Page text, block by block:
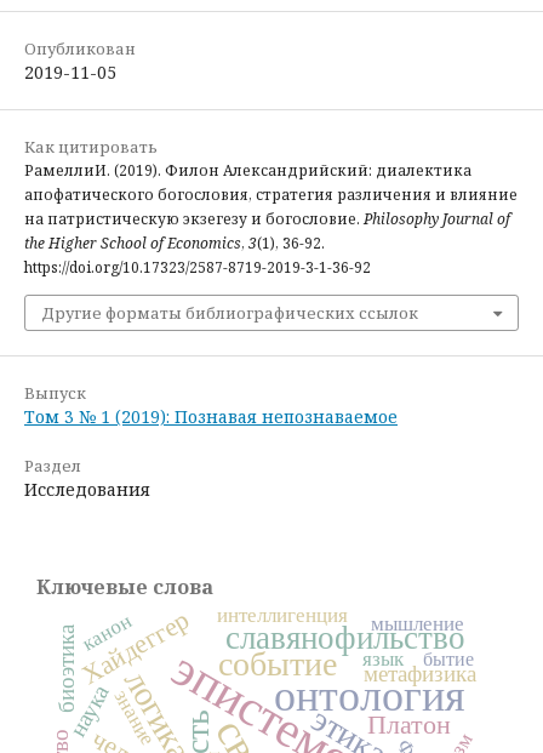
Опубликован
2019-11-05
Как цитировать
РамеллиИ. (2019). Филон Александрийский: диалектика
апофатического богословия, стратегия различения и влияние
на патристическую экзегезу и богословие.Philosophy Journal of
the Higher School of Economics, 3(1), 36-92.
https://doi.org/10.17323/2587-8719-2019-3-1-36-92
Другие форматы библиографических ссылок
Выпуск
Том 3 № 1 (2019): Познавая непознаваемое
Раздел
Исследования
Ключевые слова
онтология
событие
этика
логика
славянофильство
Платон
Хайдеггер
наука
метафизика
биоэтика
интеллигенция мышление
канон
знание
язык бытие